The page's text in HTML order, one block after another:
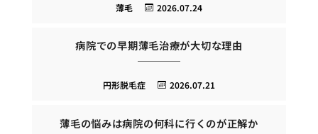
2026.07.24
薄毛
病院での早期薄毛治療が大切な理由
2026.07.21
円形脱毛症
薄毛の悩みは病院の何科に行くのが正解か